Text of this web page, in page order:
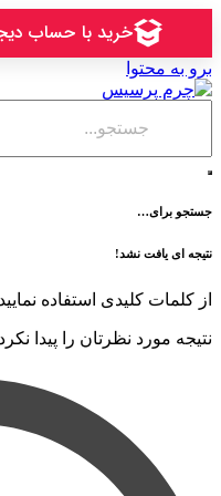
نشد!
کلیدی استفاده نمایید.
نظرتان را پیدا نکردید؟